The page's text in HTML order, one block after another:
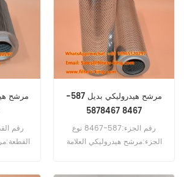
مرشح هيدروليكي بديل 587-
8467 5878467
رقم الجزء:587-8467 نوع
الجزء:مرشح هيدروليكي العلامة